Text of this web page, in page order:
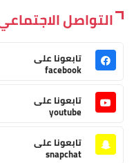
التواصل
تابعونا على
facebook
تابعونا على
youtube
تابعونا على
snapchat